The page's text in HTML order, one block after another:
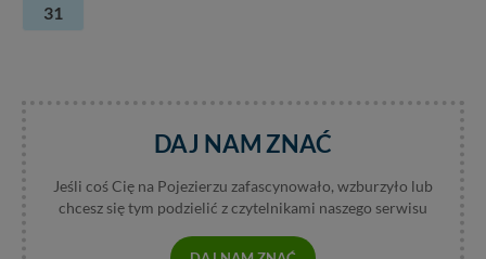
31
DAJ NAM ZNAĆ
Jeśli coś Cię na Pojezierzu zafascynowało, wzburzyło lub
chcesz się tym podzielić z czytelnikami naszego serwisu